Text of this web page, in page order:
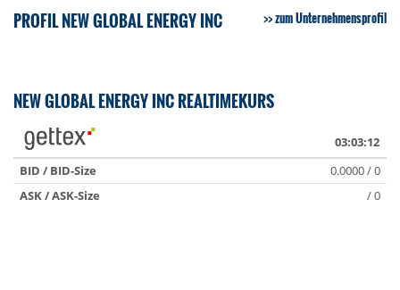
PROFIL NEW GLOBAL ENERGY INC zum Unternehmensprofil
NEW GLOBAL ENERGY INC REALTIMEKURS
03:03:12
BID / BID-Size
0.0000 / 0
ASK / ASK-Size
/ 0